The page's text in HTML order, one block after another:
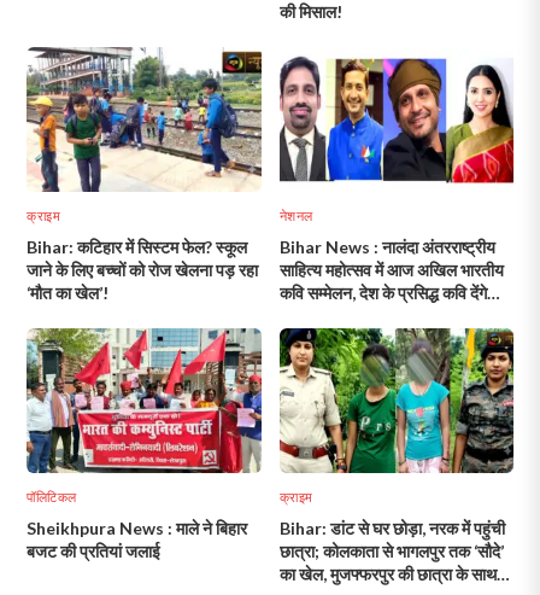
की मिसाल!
क्राइम
Bihar: कटिहार में सिस्टम फेल? स्कूल
जाने के लिए बच्चों को रोज खेलना पड़ रहा
‘मौत का खेल’!
नेशनल
Bihar News : नालंदा अंतरराष्ट्रीय
साहित्य महोत्सव में आज अखिल भारतीय
कवि सम्मेलन, देश के प्रसिद्ध कवि देंगे
पॉलिटिकल
Sheikhpura News : माले ने बिहार
बजट की प्रतियां जलाई
क्राइम
Bihar: डांट से घर छोड़ा, नरक में पहुंची
छात्रा; कोलकाता से भागलपुर तक ‘सौदे’
का खेल, मुजफ्फरपुर की छात्रा के साथ